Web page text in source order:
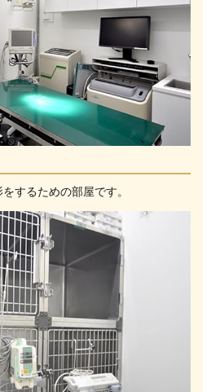
するための部屋です。